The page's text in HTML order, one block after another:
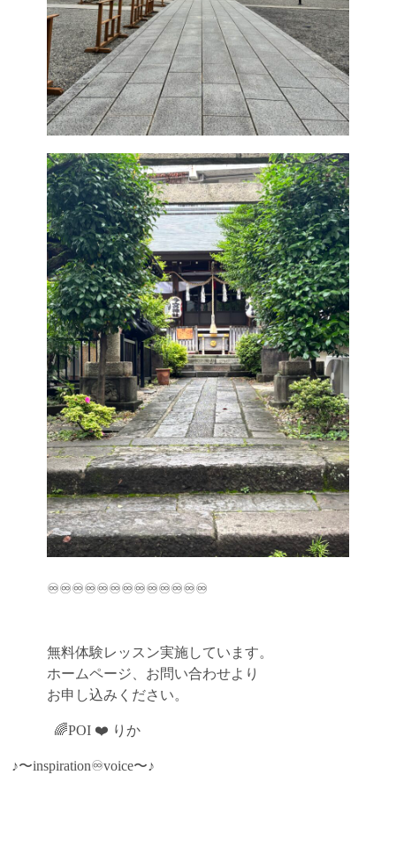
♾️♾️♾️♾️♾️♾️♾️♾️♾️♾️♾️♾️♾️
無料体験レッスン実施しています。
ホームページ、お問い合わせより
お申し込みください。
🌈POI ❤️ りか
♪〜inspiration♾️voice〜♪